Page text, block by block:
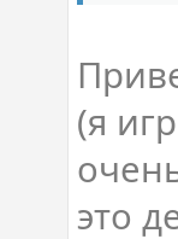
(я
это